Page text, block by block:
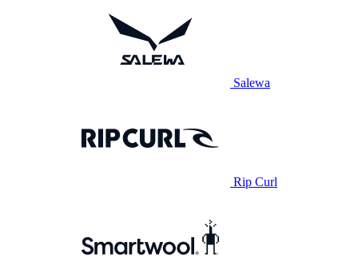
Salewa
Rip Curl